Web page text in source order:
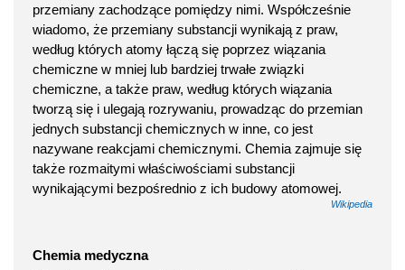
przemiany zachodzące pomiędzy nimi. Współcześnie
wiadomo, że przemiany substancji wynikają z praw,
według których atomy łączą się poprzez wiązania
chemiczne w mniej lub bardziej trwałe związki
chemiczne, a także praw, według których wiązania
tworzą się i ulegają rozrywaniu, prowadząc do przemian
jednych substancji chemicznych w inne, co jest
nazywane reakcjami chemicznymi. Chemia zajmuje się
także rozmaitymi właściwościami substancji
wynikającymi bezpośrednio z ich budowy atomowej.
Wikipedia
Chemia medyczna